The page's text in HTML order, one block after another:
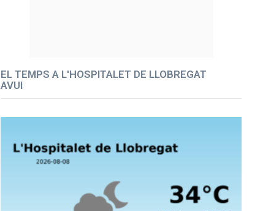
EL TEMPS A L'HOSPITALET DE LLOBREGAT
AVUI